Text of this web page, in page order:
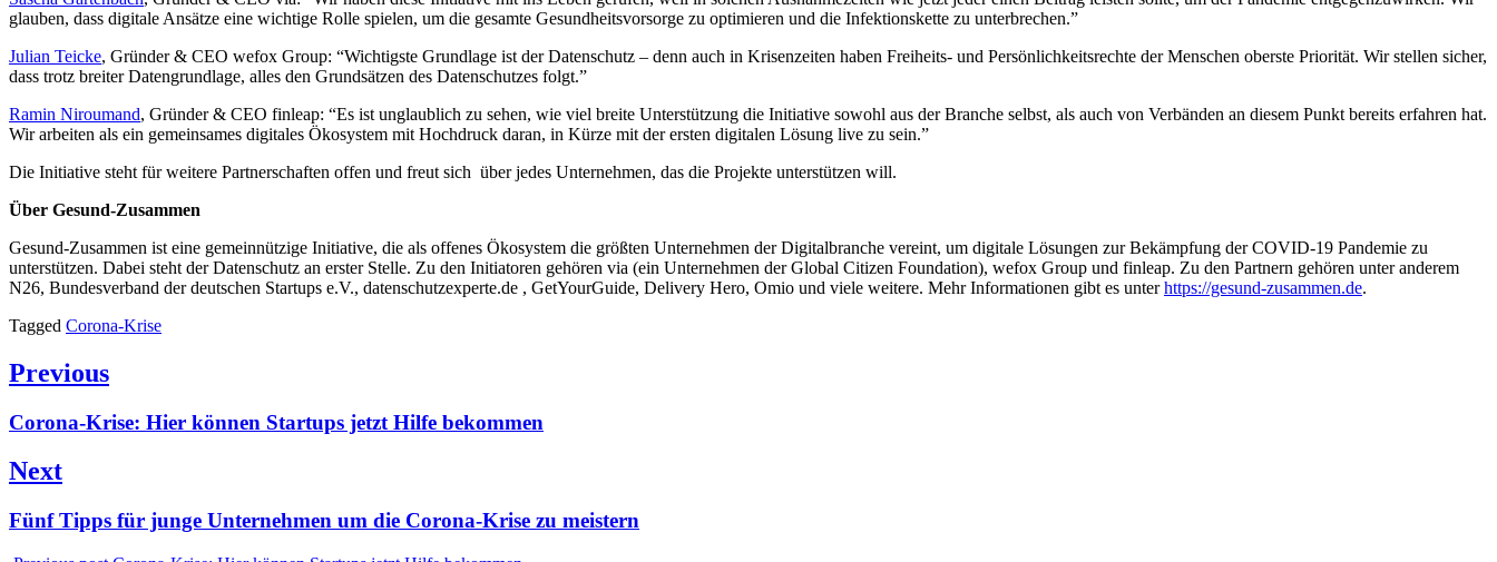
glauben, dass digitale Ansätze eine wichtige Rolle spielen, um die gesamte Gesundheitsvorsorge zu optimieren und die Infektionskette zu unterbrechen.”
Julian Teicke, Gründer & CEO wefox Group: “Wichtigste Grundlage ist der Datenschutz – denn auch in Krisenzeiten haben Freiheits- und Persönlichkeitsrechte der Menschen oberste Priorität. Wir stellen sicher,
dass trotz breiter Datengrundlage, alles den Grundsätzen des Datenschutzes folgt.”
Ramin Niroumand, Gründer & CEO finleap: “Es ist unglaublich zu sehen, wie viel breite Unterstützung die Initiative sowohl aus der Branche selbst, als auch von Verbänden an diesem Punkt bereits erfahren hat.
Wir arbeiten als ein gemeinsames digitales Ökosystem mit Hochdruck daran, in Kürze mit der ersten digitalen Lösung live zu sein.”
Die Initiative steht für weitere Partnerschaften offen und freut sich über jedes Unternehmen, das die Projekte unterstützen will.
Über Gesund-Zusammen
Gesund-Zusammen ist eine gemeinnützige Initiative, die als offenes Ökosystem die größten Unternehmen der Digitalbranche vereint, um digitale Lösungen zur Bekämpfung der COVID-19 Pandemie zu
unterstützen. Dabei steht der Datenschutz an erster Stelle. Zu den Initiatoren gehören via (ein Unternehmen der Global Citizen Foundation), wefox Group und finleap. Zu den Partnern gehören unter anderem
N26, Bundesverband der deutschen Startups e.V., datenschutzexperte.de , GetYourGuide, Delivery Hero, Omio und viele weitere. Mehr Informationen gibt es unterhttps://gesund-zusammen.de.
Tagged Corona-Krise
Beitragsnavigation
Previous
Previous
Corona-Krise: Hier können Startups jetzt Hilfe bekommen
Next
Next
Fünf Tipps für junge Unternehmen um die Corona-Krise zu meistern